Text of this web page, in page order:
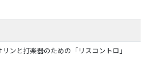
ンと打楽器のための「リスコントロ」